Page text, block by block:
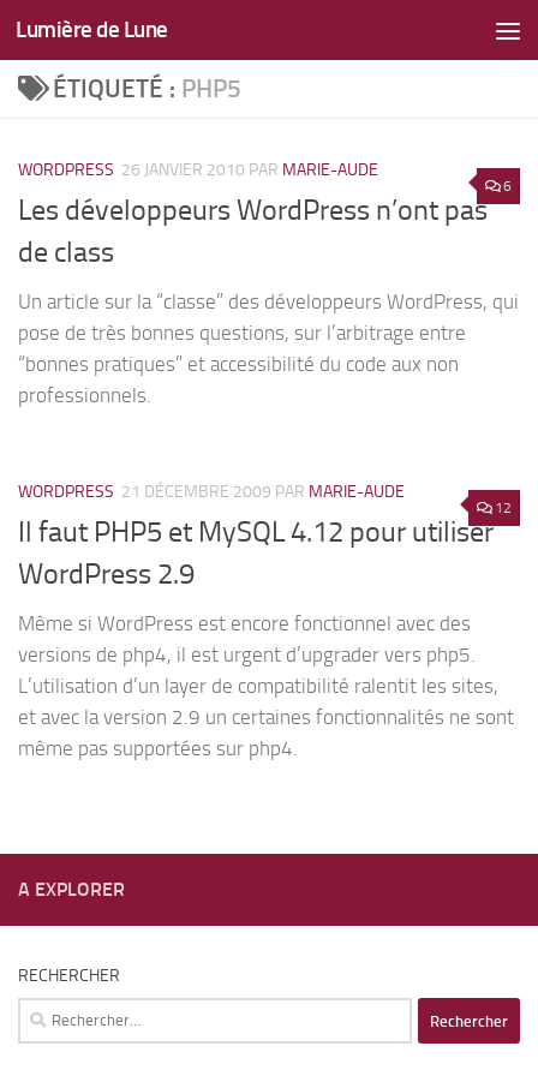
Skip to content
Lumière de Lune
ÉTIQUETÉ : PHP5
6
WORDPRESS 26 JANVIER 2010 PAR MARIE-AUDE
Les développeurs WordPress n’ont pas
de class
Un article sur la “classe” des développeurs WordPress, qui
pose de très bonnes questions, sur l’arbitrage entre
“bonnes pratiques” et accessibilité du code aux non
professionnels.
12
WORDPRESS 21 DÉCEMBRE 2009 PAR MARIE-AUDE
Il faut PHP5 et MySQL 4.12 pour utiliser
WordPress 2.9
Même si WordPress est encore fonctionnel avec des
versions de php4, il est urgent d’upgrader vers php5.
L’utilisation d’un layer de compatibilité ralentit les sites,
et avec la version 2.9 un certaines fonctionnalités ne sont
même pas supportées sur php4.
A EXPLORER
RECHERCHER
Rechercher :